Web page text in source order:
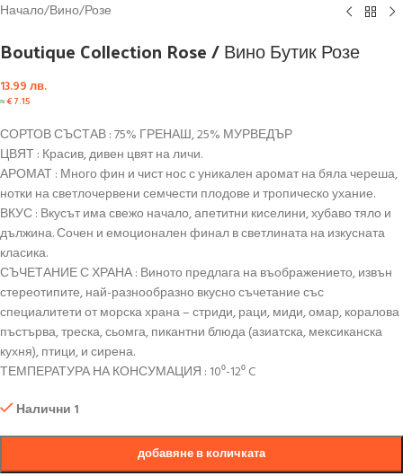
Начало/Вино/Розе
Boutique Collection Rose / Вино Бутик Розе
13.99 лв.
≈€7.15
СОРТОВ СЪСТАВ : 75% ГРЕНАШ, 25% МУРВЕДЪР
ЦВЯТ : Красив, дивен цвят на личи.
АРОМАТ : Много фин и чист нос с уникален аромат на бяла череша,
нотки на светлочервени семчести плодове и тропическо ухание.
ВКУС : Вкусът има свежо начало, апетитни киселини, хубаво тяло и
дължина. Сочен и емоционален финал в светлината на изкусната
класика.
СЪЧЕТАНИЕ С ХРАНА : Виното предлага на въображението, извън
стереотипите, най-разнообразно вкусно съчетание със
специалитети от морска храна – стриди, раци, миди, омар, коралова
пъстърва, треска, сьомга, пикантни блюда (азиатска, мексиканска
кухня), птици, и сирена.
ТЕМПЕРАТУРА НА КОНСУМАЦИЯ : 10⁰-12⁰ C
Налични 1
добавяне в количката